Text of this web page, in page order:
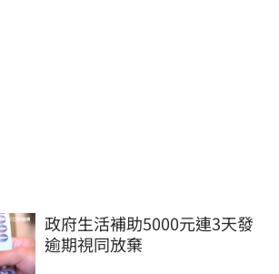
政府生活補助5000元連3天發
逾期視同放棄